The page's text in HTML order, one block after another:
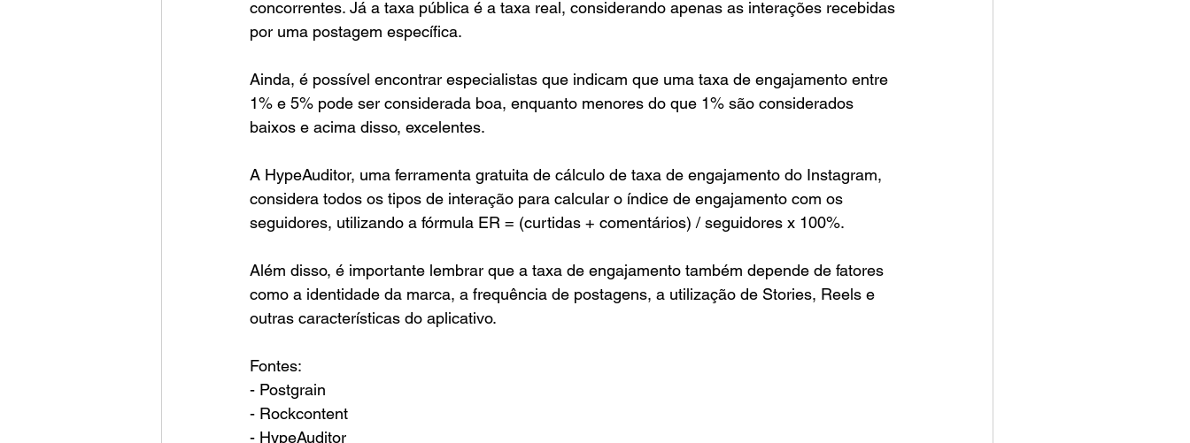
concorrentes. Já a taxa pública é a taxa real, considerando apenas as interações recebidas
por uma postagem específica.
Ainda, é possível encontrar especialistas que indicam que uma taxa de engajamento entre
1% e 5% pode ser considerada boa, enquanto menores do que 1% são considerados
baixos e acima disso, excelentes.
A HypeAuditor, uma ferramenta gratuita de cálculo de taxa de engajamento do Instagram,
considera todos os tipos de interação para calcular o índice de engajamento com os
seguidores, utilizando a fórmula ER = (curtidas + comentários) / seguidores x 100%.
Além disso, é importante lembrar que a taxa de engajamento também depende de fatores
como a identidade da marca, a frequência de postagens, a utilização de Stories, Reels e
outras características do aplicativo.
Fontes:
- Postgrain
- Rockcontent
- HypeAuditor